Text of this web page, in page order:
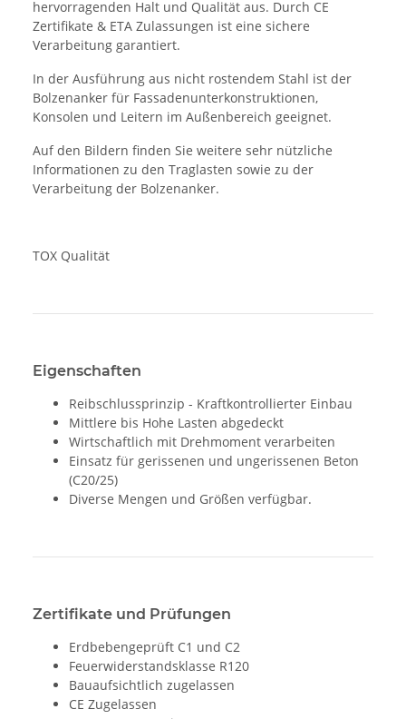
hervorragenden Halt und Qualität aus. Durch CE
Zertifikate & ETA Zulassungen ist eine sichere
Verarbeitung garantiert.
In der Ausführung aus nicht rostendem Stahl ist der
Bolzenanker für Fassadenunterkonstruktionen,
Konsolen und Leitern im Außenbereich geeignet.
Auf den Bildern finden Sie weitere sehr nützliche
Informationen zu den Traglasten sowie zu der
Verarbeitung der Bolzenanker.
TOX Qualität
Eigenschaften
Reibschlussprinzip - Kraftkontrollierter Einbau
Mittlere bis Hohe Lasten abgedeckt
Wirtschaftlich mit Drehmoment verarbeiten
Einsatz für gerissenen und ungerissenen Beton
(C20/25)
Diverse Mengen und Größen verfügbar.
Zertifikate und Prüfungen
Erdbebengeprüft C1 und C2
Feuerwiderstandsklasse R120
Bauaufsichtlich zugelassen
CE Zugelassen